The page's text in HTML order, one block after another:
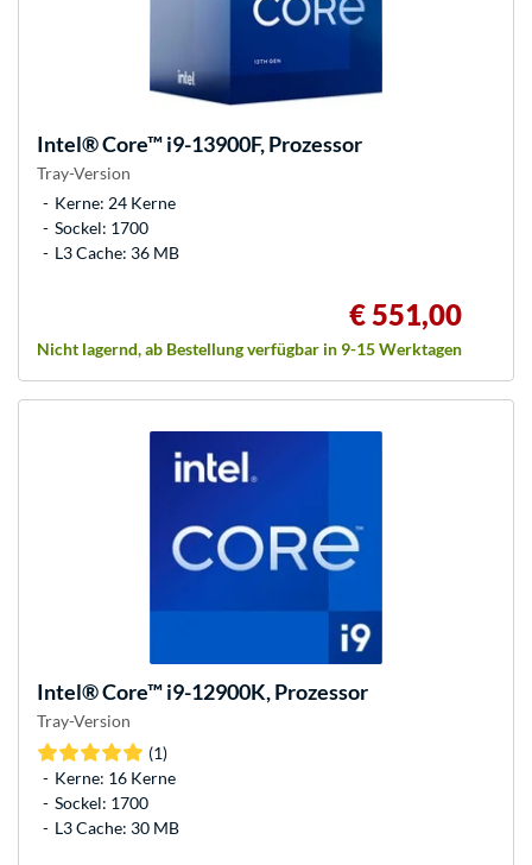
Intel®Core™ i9-13900F, Prozessor
Tray-Version
Kerne: 24 Kerne
Sockel: 1700
L3 Cache: 36 MB
€ 551,00
Nicht lagernd, ab Bestellung verfügbar in 9-15 Werktagen
Intel®Core™ i9-12900K, Prozessor
Tray-Version
(1)
Kerne: 16 Kerne
Sockel: 1700
L3 Cache: 30 MB